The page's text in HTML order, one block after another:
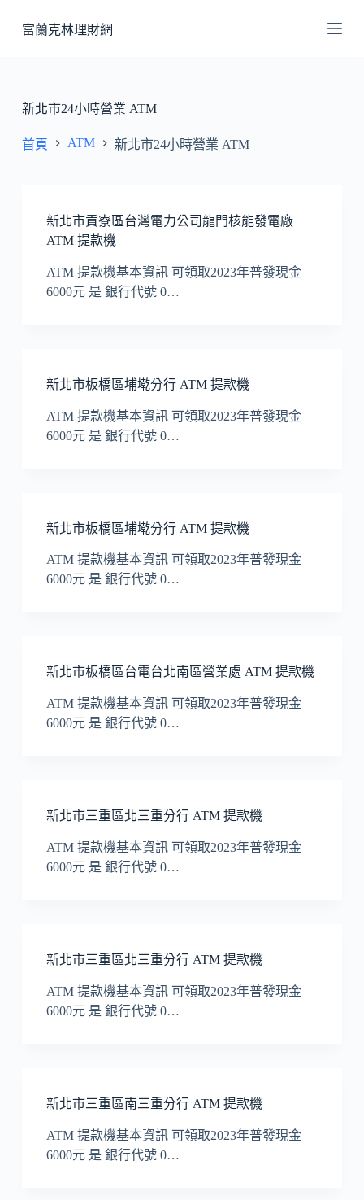
至
容
富蘭克林理財網
新北市24小時營業 ATM
首頁 ATM 新北市24小時營業 ATM
新北市貢寮區台灣電力公司龍門核能發電廠
ATM 提款機
ATM 提款機基本資訊 可領取2023年普發現金
6000元 是 銀行代號 0…
新北市板橋區埔墘分行 ATM 提款機
ATM 提款機基本資訊 可領取2023年普發現金
6000元 是 銀行代號 0…
新北市板橋區埔墘分行 ATM 提款機
ATM 提款機基本資訊 可領取2023年普發現金
6000元 是 銀行代號 0…
新北市板橋區台電台北南區營業處 ATM 提款機
ATM 提款機基本資訊 可領取2023年普發現金
6000元 是 銀行代號 0…
新北市三重區北三重分行 ATM 提款機
ATM 提款機基本資訊 可領取2023年普發現金
6000元 是 銀行代號 0…
新北市三重區北三重分行 ATM 提款機
ATM 提款機基本資訊 可領取2023年普發現金
6000元 是 銀行代號 0…
新北市三重區南三重分行 ATM 提款機
ATM 提款機基本資訊 可領取2023年普發現金
6000元 是 銀行代號 0…